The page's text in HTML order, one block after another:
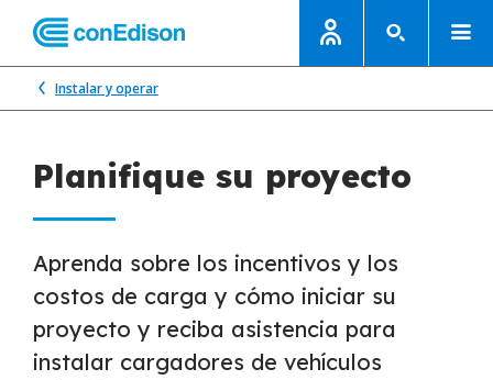
Instalar y operar
Planifique su proyecto
Aprenda sobre los incentivos y los
costos de carga y cómo iniciar su
proyecto y reciba asistencia para
instalar cargadores de vehículos